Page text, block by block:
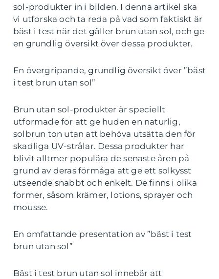
sol-produkter in i bilden. I denna artikel ska
vi utforska och ta reda på vad som faktiskt är
bäst i test när det gäller brun utan sol, och ge
en grundlig översikt över dessa produkter.
En övergripande, grundlig översikt över ”bäst
i test brun utan sol”
Brun utan sol-produkter är speciellt
utformade för att ge huden en naturlig,
solbrun ton utan att behöva utsätta den för
skadliga UV-strålar. Dessa produkter har
blivit alltmer populära de senaste åren på
grund av deras förmåga att ge ett solkysst
utseende snabbt och enkelt. De finns i olika
former, såsom krämer, lotions, sprayer och
mousse.
En omfattande presentation av ”bäst i test
brun utan sol”
Bäst i test brun utan sol innebär att